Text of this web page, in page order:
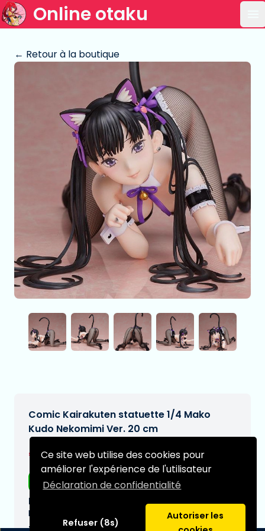
Ce site web utilise des cookies pour
améliorer l'expérience de l'utilisateur
Déclaration de confidentialité
Refuser (8s)
Autoriser les
Online otaku
← Retour à la boutique
Comic Kairakuten statuette 1/4 Mako
Kudo Nekomimi Ver. 20 cm
€379,00[Sous réserve de modifications]
Livraison gratuite
Date de livraison prévue:
N/A